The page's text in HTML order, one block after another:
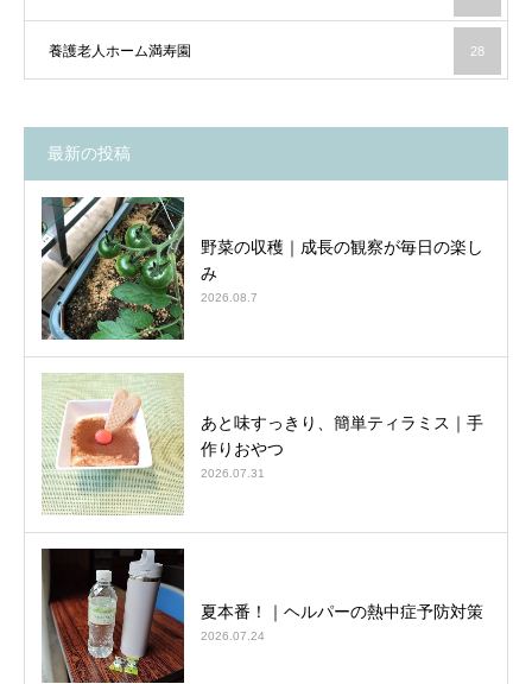
養護老人ホーム満寿園 28
最新の投稿
野菜の収穫｜成長の観察が毎日の楽し
み
2026.08.7
あと味すっきり、簡単ティラミス｜手
作りおやつ
2026.07.31
夏本番！｜ヘルパーの熱中症予防対策
2026.07.24